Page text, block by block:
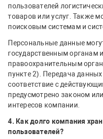
пользователей
товаров или услуг. Также
поисковым системам и
Персональные данные
государственным органам
правоохранительным
пункте 2). Передача
соответствие с
предусмотрено законом
интересов компании.
4. Как долго компания
пользователей?